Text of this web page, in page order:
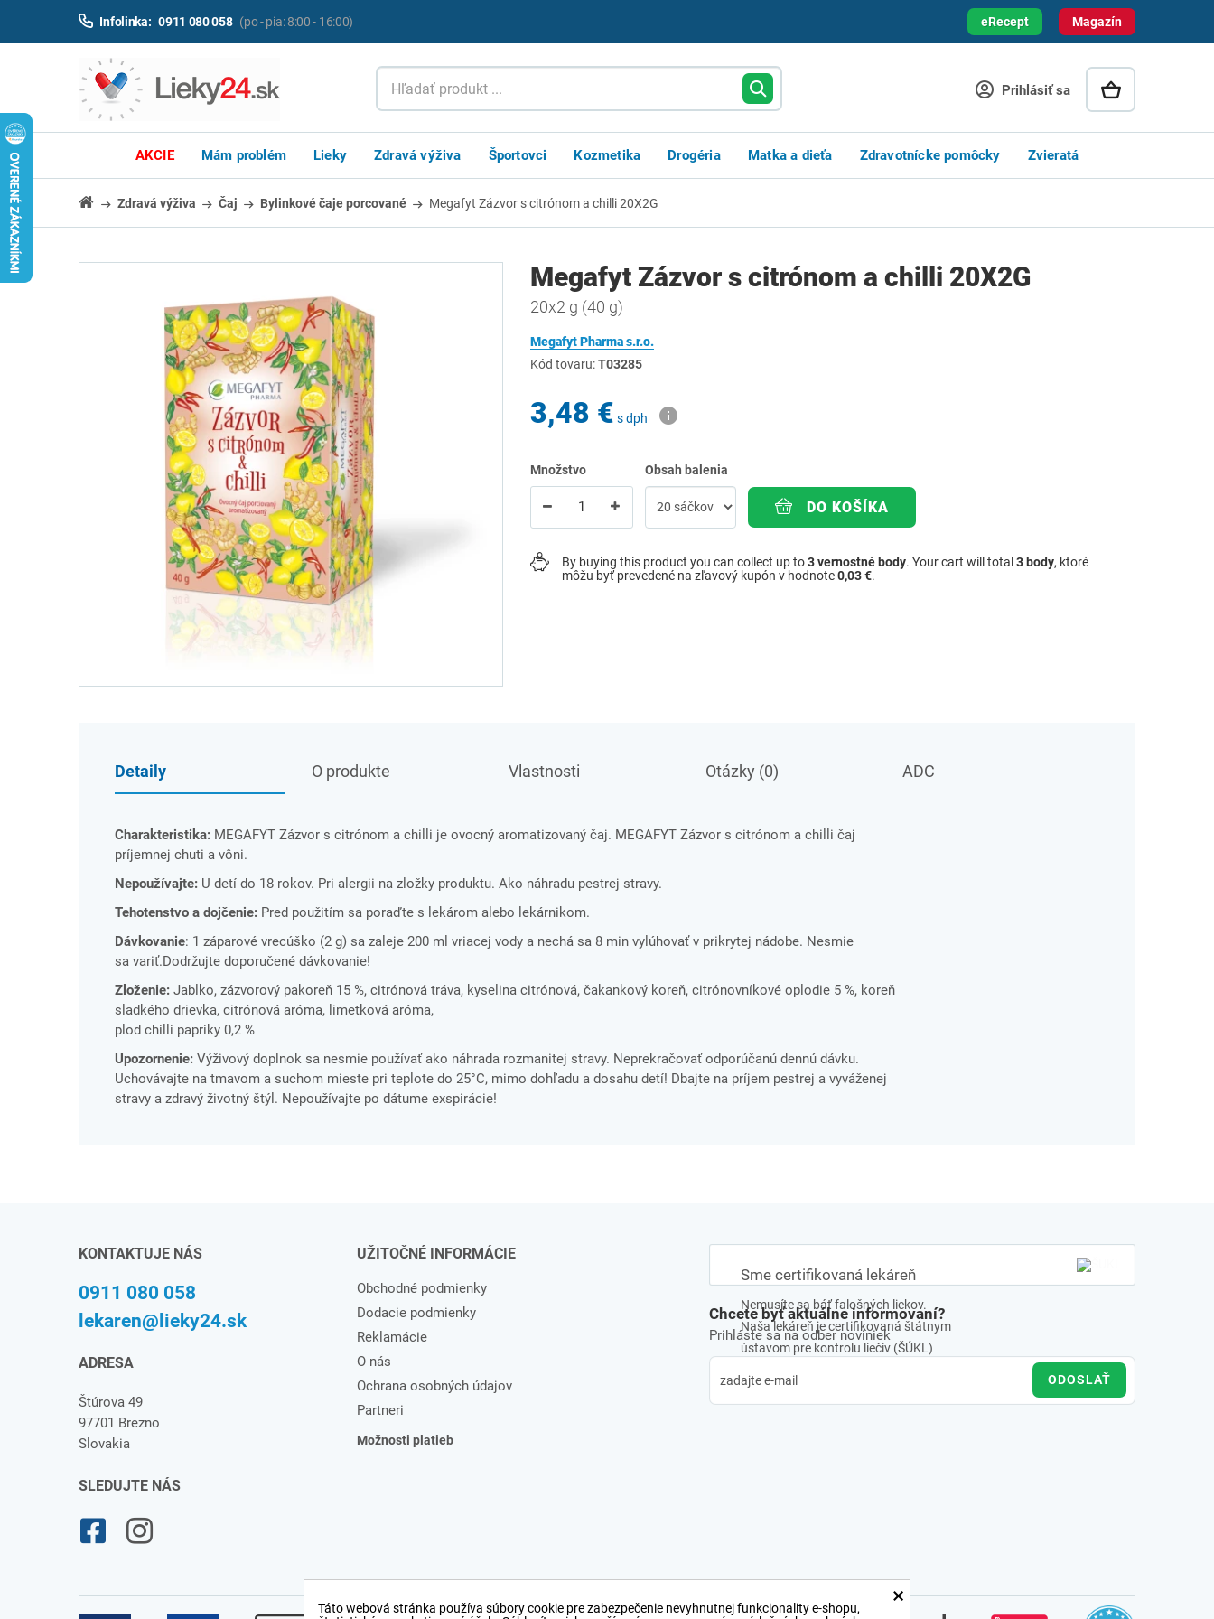
Magazín
Infolinka: 0911 080 058 (po - pia: 8:00 - 16:00) eRecept
Prihlásiť sa
AKCIE Mám problém Lieky Zdravá výživa Športovci Kozmetika Drogéria Matka a dieťa Zdravotnícke pomôcky Zvieratá
Zdravá výživa Čaj Bylinkové čaje porcované Megafyt Zázvor s citrónom a chilli 20X2G
Megafyt Zázvor s citrónom a chilli 20X2G
20x2 g (40 g)
Megafyt Pharma s.r.o.
Kód tovaru:T03285
3,48 € s dph
Množstvo Obsah balenia
DO KOŠÍKA
By buying this product you can collect up to3vernostné body. Your cart will total 3 body, ktoré
môžu byť prevedené na zľavový kupón v hodnote0,03 €.
Detaily O produkte Vlastnosti Otázky (0) ADC
Charakteristika: MEGAFYT Zázvor s citrónom a chilli je ovocný aromatizovaný čaj. MEGAFYT Zázvor s citrónom a chilli čaj
príjemnej chuti a vôni.
Nepoužívajte: U detí do 18 rokov. Pri alergii na zložky produktu. Ako náhradu pestrej stravy.
Tehotenstvo a dojčenie: Pred použitím sa poraďte s lekárom alebo lekárnikom.
Dávkovanie: 1 záparové vrecúško (2 g) sa zaleje 200 ml vriacej vody a nechá sa 8 min vylúhovať v prikrytej nádobe. Nesmie
sa variť.Dodržujte doporučené dávkovanie!
Zloženie: Jablko, zázvorový pakoreň 15 %, citrónová tráva, kyselina citrónová, čakankový koreň, citrónovníkové oplodie 5 %, koreň
sladkého drievka, citrónová aróma, limetková aróma,
plod chilli papriky 0,2 %
Upozornenie: Výživový doplnok sa nesmie používať ako náhrada rozmanitej stravy. Neprekračovať odporúčanú dennú dávku.
Uchovávajte na tmavom a suchom mieste pri teplote do 25°C, mimo dohľadu a dosahu detí! Dbajte na príjem pestrej a vyváženej
stravy a zdravý životný štýl. Nepoužívajte po dátume exspirácie!
Sme certifikovaná lekáreň
Nemusíte sa báť falošných liekov.
Naša lekáreň je certifikovaná štátnym
ústavom pre kontrolu liečiv (ŠÚKL)
KONTAKTUJE NÁS
0911 080 058
lekaren@lieky24.sk
ADRESA
Štúrova 49
97701 Brezno
Slovakia
SLEDUJTE NÁS
UŽITOČNÉ INFORMÁCIE
Obchodné podmienky
Dodacie podmienky
Reklamácie
O nás
Ochrana osobných údajov
Partneri
Možnosti platieb
Chcete byť aktuálne informovaní?
Prihláste sa na odber noviniek
ODOSLAŤ
×
Táto webová stránka používa súbory cookie pre zabezpečenie nevyhnutnej funkcionality e-shopu,